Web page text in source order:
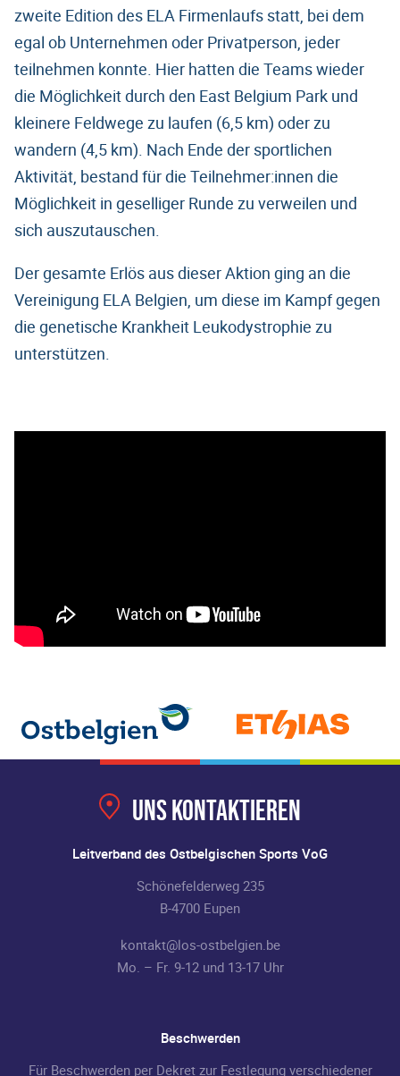
zweite Edition des ELA Firmenlaufs statt, bei dem
egal ob Unternehmen oder Privatperson, jeder
teilnehmen konnte. Hier hatten die Teams wieder
die Möglichkeit durch den East Belgium Park und
kleinere Feldwege zu laufen (6,5 km) oder zu
wandern (4,5 km). Nach Ende der sportlichen
Aktivität, bestand für die Teilnehmer:innen die
Möglichkeit in geselliger Runde zu verweilen und
sich auszutauschen.
Der gesamte Erlös aus dieser Aktion ging an die
Vereinigung ELA Belgien, um diese im Kampf gegen
die genetische Krankheit Leukodystrophie zu
unterstützen.
Uns kontaktieren
Leitverband des Ostbelgischen Sports VoG
Schönefelderweg 235
B-4700 Eupen
kontakt@los-ostbelgien.be
Mo. – Fr. 9-12 und 13-17 Uhr
Beschwerden
Für Beschwerden per Dekret zur Festlegung verschiedener